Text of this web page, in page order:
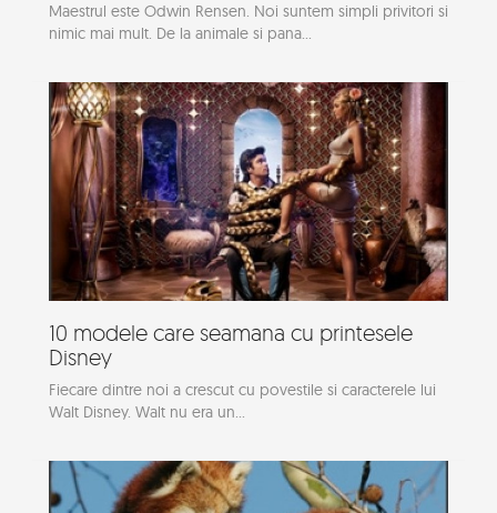
Maestrul este Odwin Rensen. Noi suntem simpli privitori si
nimic mai mult. De la animale si pana...
10 modele care seamana cu printesele
Disney
Fiecare dintre noi a crescut cu povestile si caracterele lui
Walt Disney. Walt nu era un...